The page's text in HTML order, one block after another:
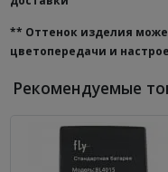
** Оттенок изделия
цветопередачи и
Рекомендуемые